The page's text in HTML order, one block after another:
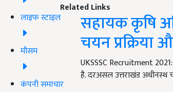
लाइफ स्टाइल
मौसम
कंपनी समाचार
Related Links
सहायक कृषि
चयन प्रक्रिया
UKSSSC Recruitment
है. दरअसल उत्तराखंड